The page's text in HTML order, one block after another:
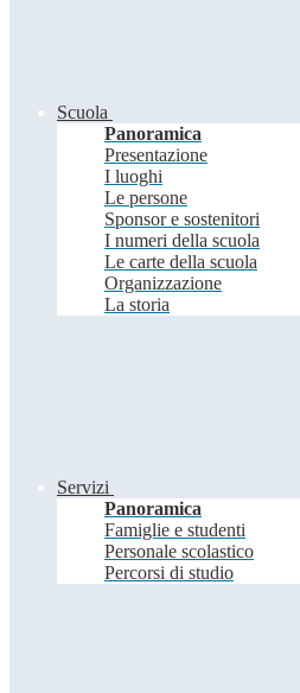
Scuola
Panoramica
Presentazione
I luoghi
Le persone
Sponsor e sostenitori
I numeri della scuola
Le carte della scuola
Organizzazione
La storia
Servizi
Panoramica
Famiglie e studenti
Personale scolastico
Percorsi di studio